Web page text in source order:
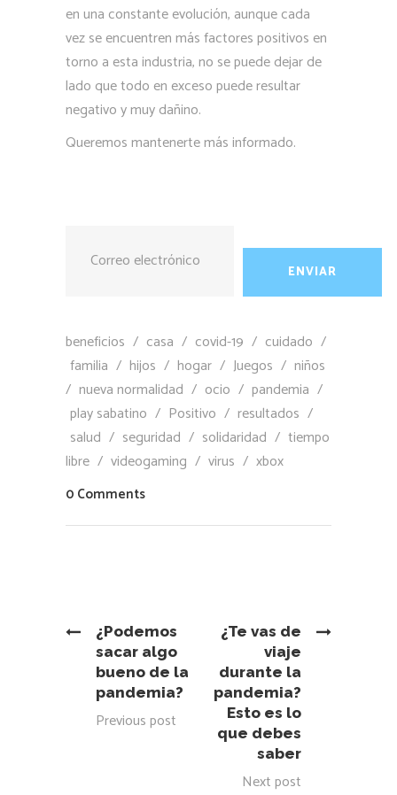
en una constante evolución, aunque cada
vez se encuentren más factores positivos en
torno a esta industria, no se puede dejar de
lado que todo en exceso puede resultar
negativo y muy dañino.
Queremos mantenerte más informado.
beneficios / casa / covid-19 / cuidado /
familia / hijos / hogar / Juegos / niños
/ nueva normalidad / ocio / pandemia /
play sabatino / Positivo / resultados /
salud / seguridad / solidaridad / tiempo
libre / videogaming / virus / xbox
0 Comments
¿Podemos
sacar algo
bueno de la
pandemia?
Previous post
¿Te vas de
viaje
durante la
pandemia?
Esto es lo
que debes
saber
Next post